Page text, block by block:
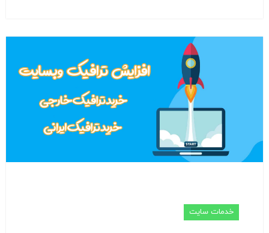
خدمات سایت